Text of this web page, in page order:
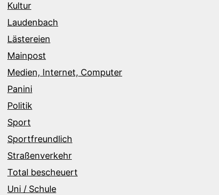
Kultur
Laudenbach
Lästereien
Mainpost
Medien, Internet, Computer
Panini
Politik
Sport
Sportfreundlich
Straßenverkehr
Total bescheuert
Uni / Schule